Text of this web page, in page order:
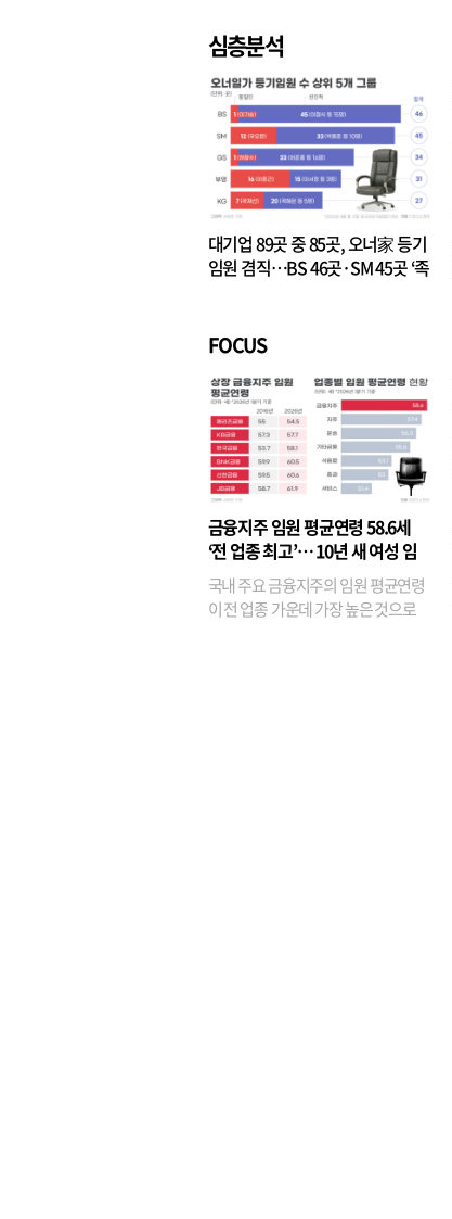
심층분석
대기업 89곳 중 85곳, 오너家 등기
임원 겸직…BS 46곳·SM 45곳 ‘족
FOCUS
금융지주 임원 평균연령 58.6세
‘전 업종 최고’… 10년 새 여성 임
원은 14배 껑충
국내 주요 금융지주의 임원 평균연령
이 전 업종 가운데 가장 높은 것으로